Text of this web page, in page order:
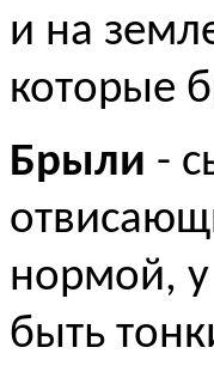
и на
которые
Брыли -
нормой, у
быть